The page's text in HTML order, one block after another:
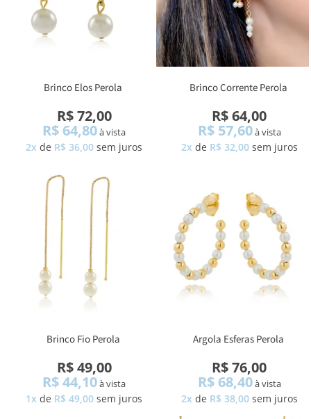
Brinco Elos Perola
R$ 72,00
R$ 64,80à vista
2x de R$ 36,00sem juros
Brinco Corrente Perola
R$ 64,00
R$ 57,60à vista
2x de R$ 32,00 sem juros
Brinco Fio Perola
R$ 49,00
R$ 44,10à vista
1x de R$ 49,00sem juros
Argola Esferas Perola
R$ 76,00
R$ 68,40à vista
2x de R$ 38,00 sem juros